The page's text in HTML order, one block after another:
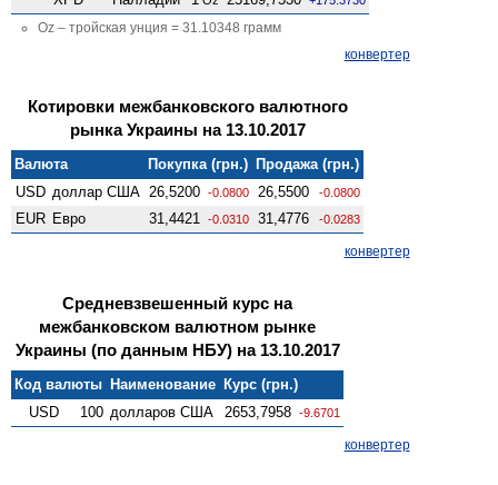
Oz – тройская унция = 31.10348 грамм
конвертер
Котировки межбанковского валютного
рынка Украины на 13.10.2017
Валюта Покупка (грн.) Продажа (грн.)
USD доллар США 26,5200 -0.0800 26,5500 -0.0800
EUR Евро 31,4421 -0.0310 31,4776 -0.0283
конвертер
Средневзвешенный курс на
межбанковском валютном рынке
Украины (по данным НБУ) на 13.10.2017
Код валюты Наименование Курс (грн.)
USD
100 долларов США 2653,7958 -9.6701
конвертер